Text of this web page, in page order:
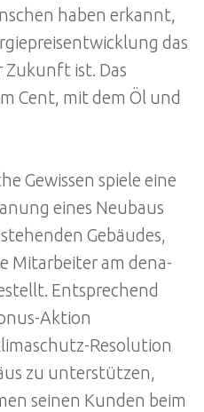
haben erkannt,
das
Zukunft ist. Das
Cent, mit dem Öl und
Gewissen spiele eine
eines Neubaus
Gebäudes,
Mitarbeiter am dena-
Entsprechend
Aktion
Resolution
zu unterstützen,
seinen Kunden beim